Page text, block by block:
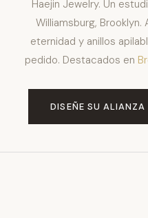
Haejin Jewelry. Un
Williamsburg, Brooklyn.
eternidad y anillos
pedido. Destacados en
DISEÑE SU ALIANZA